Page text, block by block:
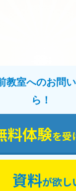
教室へのお問
ら！
料体験を受
資料が欲し